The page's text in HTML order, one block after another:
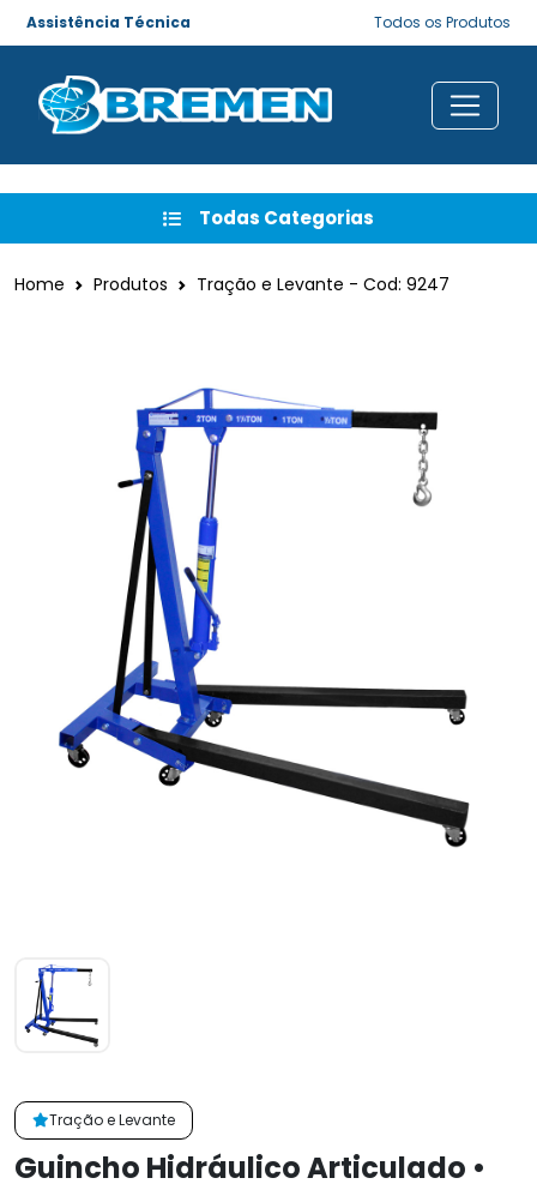
Assistência Técnica Todos os Produtos
Todas Categorias
Home Produtos Tração e Levante - Cod: 9247
Tração e Levante
Guincho Hidráulico Articulado •